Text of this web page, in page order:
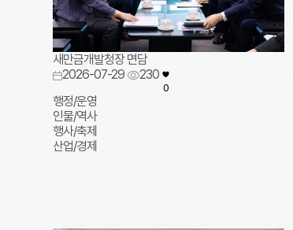
새만금개발청장 면담
2026-07-29
230
0
행정/운영
인물/역사
행사/축제
산업/경제